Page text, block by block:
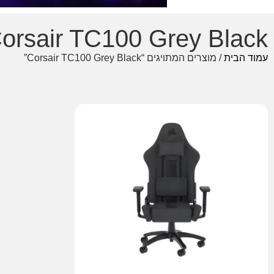
TC100 Grey Black
עמוד הבית/ מוצרים המתויגים “Corsair TC100 Grey Black”